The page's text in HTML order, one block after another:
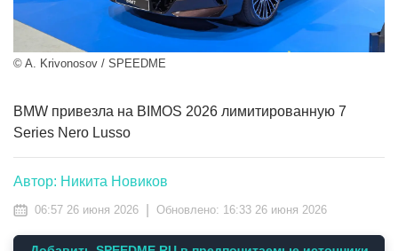
© A. Krivonosov / SPEEDME
BMW привезла на BIMOS 2026 лимитированную 7
Series Nero Lusso
Автор: Никита Новиков
06:57 26 июня 2026 Обновлено: 16:33 26 июня 2026